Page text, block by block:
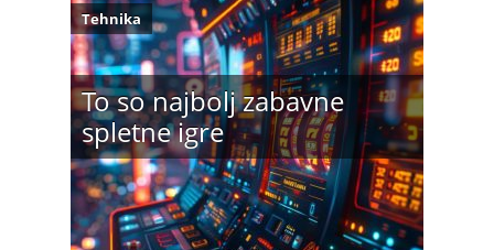
To so najbolj zabavne
spletne igre
Tehnika